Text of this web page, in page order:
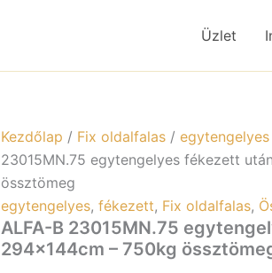
Üzlet
Kezdőlap / Fix oldalfalas / egytengelyes
23015MN.75 egytengelyes fékezett
össztömeg
egytengelyes, fékezett, Fix oldalfalas,
ALFA-B 23015MN.75
294x144cm – 750kg
utánfutó
–
mennyiség